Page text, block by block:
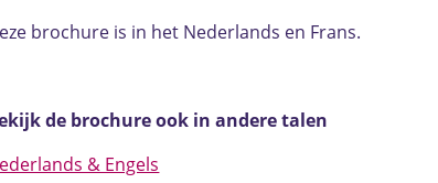
brochure is in het Nederlands en Frans.
de brochure ook in andere talen
& Engels